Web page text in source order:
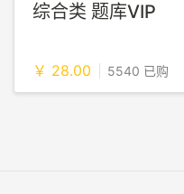
综合类 题库VIP
￥ 28.00 5540 已购